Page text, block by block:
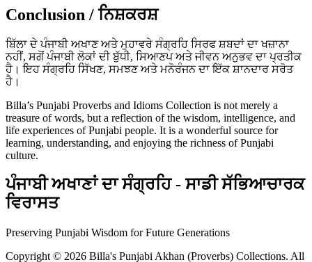
Conclusion / ਨਿਸ਼ਕਰਸ਼
ਬਿੱਲਾ ਦੇ ਪੰਜਾਬੀ ਅਖਾਣ ਅਤੇ ਮੁਹਾਵਰੇ ਸੰਗ੍ਰਹਿ ਸਿਰਫ ਸ਼ਬਦਾਂ ਦਾ ਖਜ਼ਾਨਾ
ਨਹੀਂ, ਸਗੋਂ ਪੰਜਾਬੀ ਲੋਕਾਂ ਦੀ ਬੁੱਧੀ, ਸਿਆਣਪ ਅਤੇ ਜੀਵਨ ਅਨੁਭਵ ਦਾ ਪ੍ਰਤੀਕ
ਹੈ। ਇਹ ਸੰਗ੍ਰਹਿ ਸਿੱਖਣ, ਸਮਝਣ ਅਤੇ ਮਨੋਰੰਜਨ ਦਾ ਇੱਕ ਸ਼ਾਨਦਾਰ ਸਰੋਤ
ਹੈ।
Billa’s Punjabi Proverbs and Idioms Collection is not merely a
treasure of words, but a reflection of the wisdom, intelligence, and
life experiences of Punjabi people. It is a wonderful source for
learning, understanding, and enjoying the richness of Punjabi
culture.
ਪੰਜਾਬੀ ਅਖਾਣਾਂ ਦਾ ਸੰਗ੍ਰਹਿ - ਸਾਡੀ ਸੱਭਿਆਚਾਰਕ
ਵਿਰਾਸਤ
Preserving Punjabi Wisdom for Future Generations
Copyright © 2026 Billa's Punjabi Akhan (Proverbs) Collections. All